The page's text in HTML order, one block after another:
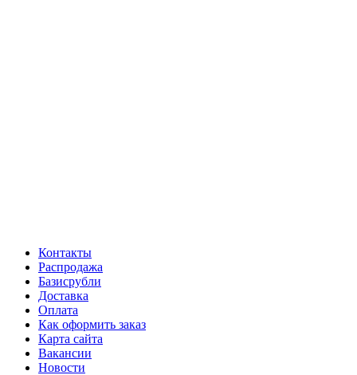
Контакты
Распродажа
Базисрубли
Доставка
Оплата
Как оформить заказ
Карта сайта
Вакансии
Новости